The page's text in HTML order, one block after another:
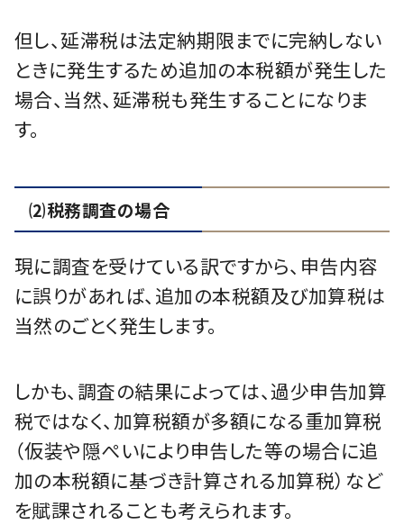
但し、延滞税は法定納期限までに完納しない
ときに発生するため追加の本税額が発生した
場合、当然、延滞税も発生することになりま
す。
⑵税務調査の場合
現に調査を受けている訳ですから、申告内容
に誤りがあれば、追加の本税額及び加算税は
当然のごとく発生します。
しかも、調査の結果によっては、過少申告加算
税ではなく、加算税額が多額になる重加算税
（仮装や隠ぺいにより申告した等の場合に追
加の本税額に基づき計算される加算税）など
を賦課されることも考えられます。